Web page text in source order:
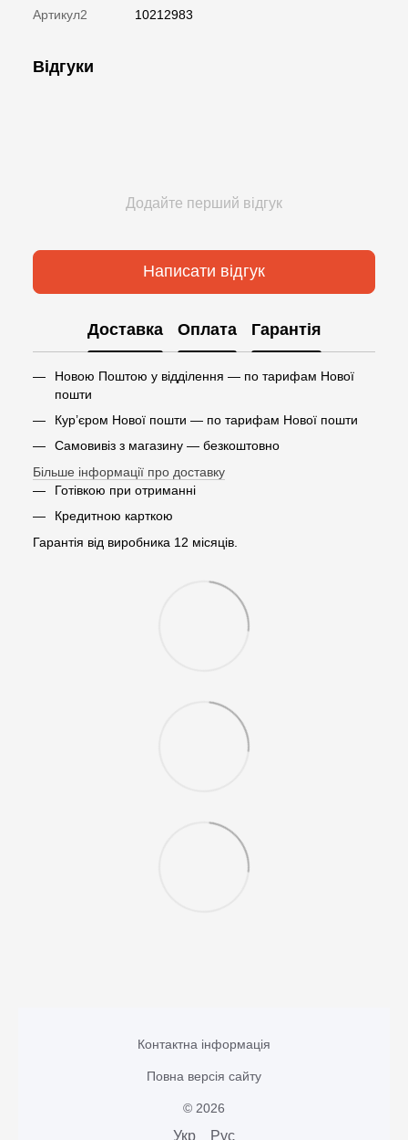
Артикул2 10212983
Відгуки
Додайте перший відгук
Написати відгук
Доставка Оплата Гарантія
Новою Поштою у відділення — по тарифам Нової
пошти
Кур’єром Нової пошти — по тарифам Нової пошти
Самовивіз з магазину — безкоштовно
Більше інформації про доставку
Готівкою при отриманні
Кредитною карткою
Гарантія від виробника 12 місяців.
Контактна інформація
Повна версія сайту
© 2026
Укр Рус